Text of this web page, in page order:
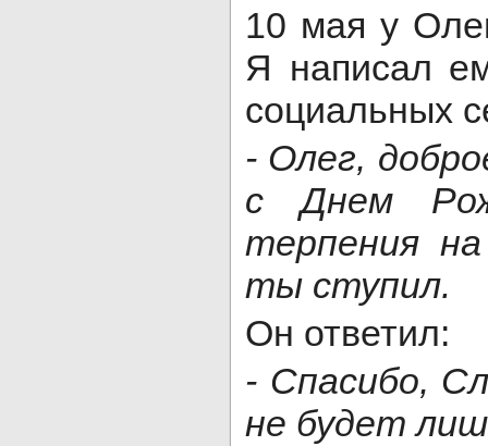
10 мая у
Я написал
социальных
- Олег,
с Днем
терпения
ты ступил.
Он ответил:
- Спасибо,
не будет